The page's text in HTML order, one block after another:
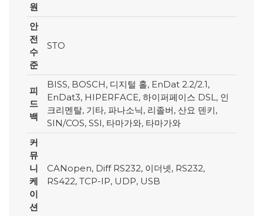
원
안
전
수
준
STO
피
드
백
BISS, BOSCH, 디지털 홀, EnDat 2.2/2.1,
EnDat3, HIPERFACE, 하이퍼페이스 DSL, 인
크리멘탈, 기타, 파나소닉, 리졸버, 산요 덴키,
SIN/COS, SSI, 타마가와, 타마가와
커
뮤
니
케
이
션
CANopen, Diff RS232, 이더넷, RS232,
RS422, TCP-IP, UDP, USB